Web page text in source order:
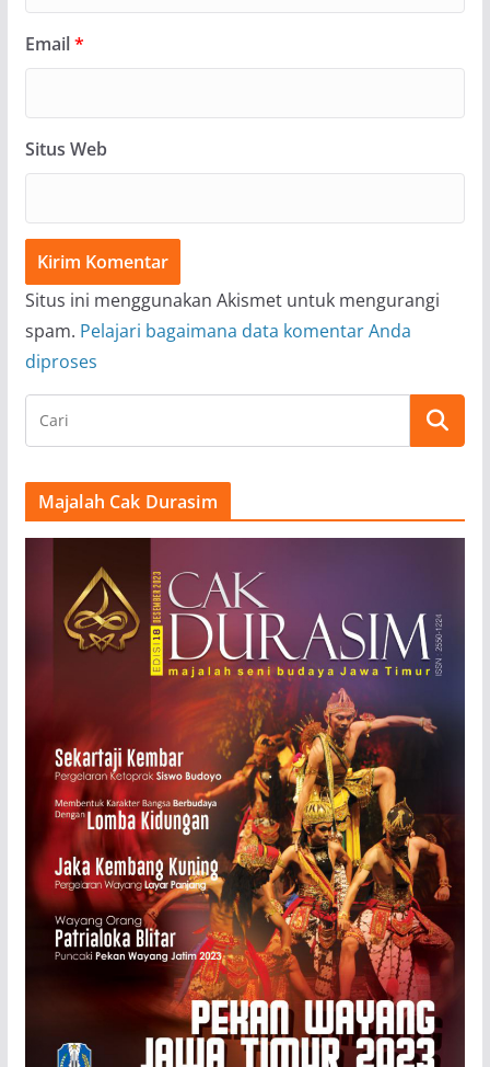
Email*
Situs Web
Situs ini menggunakan Akismet untuk mengurangi
spam. Pelajari bagaimana data komentar Anda
diproses
Majalah Cak Durasim